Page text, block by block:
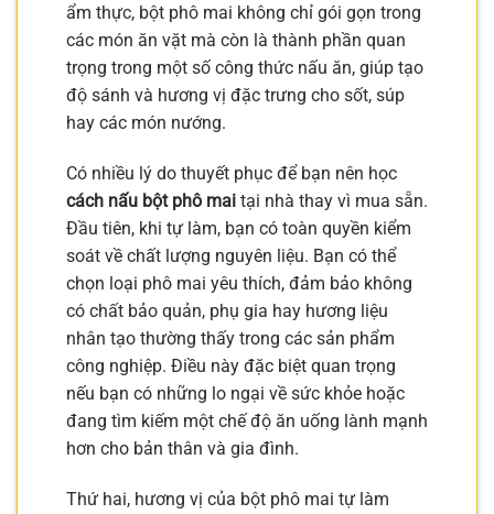
ẩm thực, bột phô mai không chỉ gói gọn trong
các món ăn vặt mà còn là thành phần quan
trọng trong một số công thức nấu ăn, giúp tạo
độ sánh và hương vị đặc trưng cho sốt, súp
hay các món nướng.
Có nhiều lý do thuyết phục để bạn nên học
cách nấu bột phô mai tại nhà thay vì mua sẵn.
Đầu tiên, khi tự làm, bạn có toàn quyền kiểm
soát về chất lượng nguyên liệu. Bạn có thể
chọn loại phô mai yêu thích, đảm bảo không
có chất bảo quản, phụ gia hay hương liệu
nhân tạo thường thấy trong các sản phẩm
công nghiệp. Điều này đặc biệt quan trọng
nếu bạn có những lo ngại về sức khỏe hoặc
đang tìm kiếm một chế độ ăn uống lành mạnh
hơn cho bản thân và gia đình.
Thứ hai, hương vị của bột phô mai tự làm